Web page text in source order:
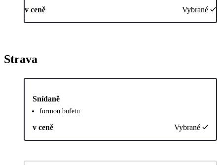
v ceně Vybrané
Strava
Snídaně
formou bufetu
v ceně Vybrané